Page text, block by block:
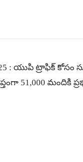
: యుపి ట్రాఫిక్
51,000 మందికి